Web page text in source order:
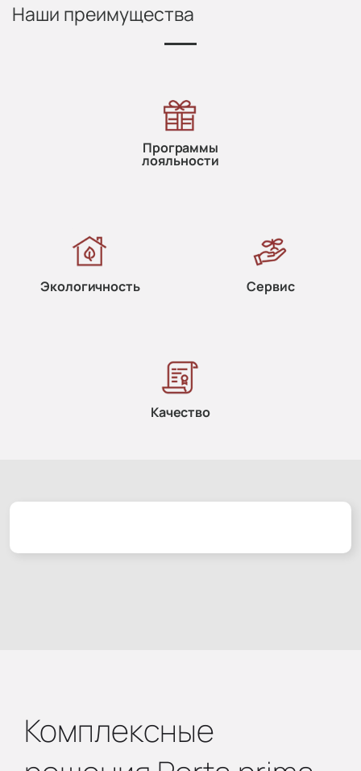
Наши преимущества
Программы
лояльности
Экологичность Сервис
Качество
Комплексные